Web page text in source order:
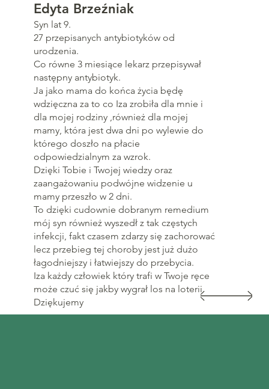
Edyta Brzeźniak
Syn lat 9.
27 przepisanych antybiotyków od
urodzenia.
Co równe 3 miesiące lekarz przepisywał
następny antybiotyk.
Ja jako mama do końca życia będę
wdzięczna za to co Iza zrobiła dla mnie i
dla mojej rodziny ,również dla mojej
mamy, która jest dwa dni po wylewie do
którego doszło na płacie
odpowiedzialnym za wzrok.
Dzięki Tobie i Twojej wiedzy oraz
zaangażowaniu podwójne widzenie u
mamy przeszło w 2 dni.
To dzięki cudownie dobranym remedium
mój syn również wyszedł z tak częstych
infekcji, fakt czasem zdarzy się zachorować
lecz przebieg tej choroby jest już dużo
łagodniejszy i łatwiejszy do przebycia.
Iza każdy człowiek który trafi w Twoje ręce
może czuć się jakby wygrał los na loterii
Dziękujemy